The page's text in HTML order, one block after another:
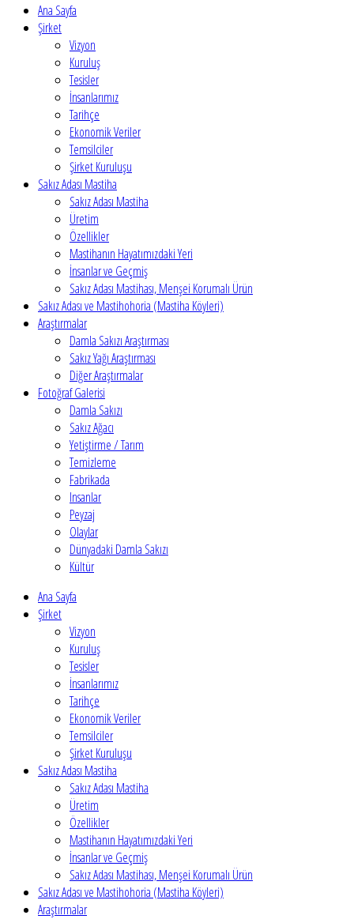
Ana Sayfa
Şirket
Vizyon
Kuruluş
Tesisler
İnsanlarımız
Tarihçe
Ekonomik Veriler
Temsilciler
Şirket Kuruluşu
Sakız Adası Mastiha
Sakız Adası Mastiha
Üretim
Özellikler
Mastihanın Hayatımızdaki Yeri
İnsanlar ve Geçmiş
Sakız Adası Mastihası, Menşei Korumalı Ürün
Sakız Adası ve Mastihohoria (Mastiha Köyleri)
Araştırmalar
Damla Sakızı Araştırması
Sakız Yağı Araştırması
Diğer Araştırmalar
Fotoğraf Galerisi
Damla Sakızı
Sakız Ağacı
Yetiştirme / Tarım
Temizleme
Fabrikada
Insanlar
Peyzaj
Olaylar
Dünyadaki Damla Sakızı
Kültür
Ana Sayfa
Şirket
Vizyon
Kuruluş
Tesisler
İnsanlarımız
Tarihçe
Ekonomik Veriler
Temsilciler
Şirket Kuruluşu
Sakız Adası Mastiha
Sakız Adası Mastiha
Üretim
Özellikler
Mastihanın Hayatımızdaki Yeri
İnsanlar ve Geçmiş
Sakız Adası Mastihası, Menşei Korumalı Ürün
Sakız Adası ve Mastihohoria (Mastiha Köyleri)
Araştırmalar